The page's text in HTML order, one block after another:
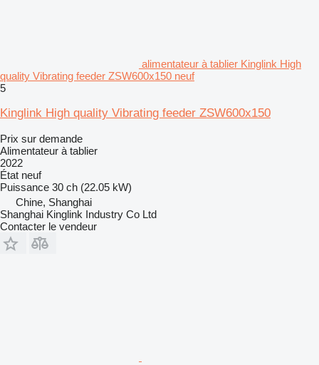
alimentateur à tablier Kinglink High
quality Vibrating feeder ZSW600x150 neuf
5
Kinglink High quality Vibrating feeder ZSW600x150
Prix sur demande
Alimentateur à tablier
2022
État neuf
Puissance 30 ch (22.05 kW)
Chine, Shanghai
Shanghai Kinglink Industry Co Ltd
Contacter le vendeur